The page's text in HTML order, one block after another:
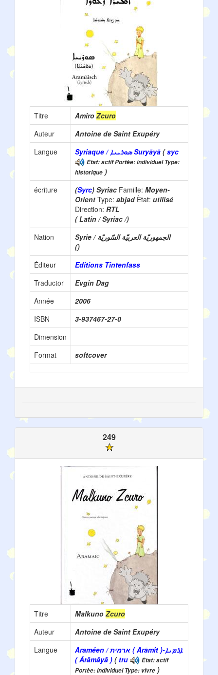
Titre Amiro Zcuro
Auteur
Antoine de Saint Exupéry
Langue
Syriaque / ܣܘܪܝܝܐ Suryāyā (syc
Ètat: actif Portèe: individuel Type:
historique )
écriture
(Syrc) Syriac Famille: Moyen-
Orient Type: abjad Ètat: utilisé
Direction: RTL
( Latin / Syriac /)
Nation
Syrie / الجمهوريّة العربيّة السّوريّة
()
Éditeur
Editions Tintenfass
Traductor
Evgin Dag
Année
2006
ISBN
3-937467-27-0
Dimension
Format
softcover
249
Titre Malkuno Zcuro
Auteur
Antoine de Saint Exupéry
Langue
Araméen / ארמית ( Arāmît )-ܐܪܡܝܐ
( Ārāmāyâ ) ( tru
Ètat: actif
Portèe: individuel Type: vivre )